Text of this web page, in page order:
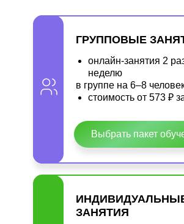
ЗАНЯТИЯ
онлайн-занятия 2
неделю
в группе на 6–8
стоимость от 573 ₽
ГРУППОВЫЕ
Выбрать пакет